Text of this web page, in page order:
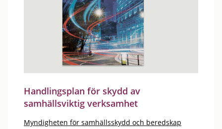
Handlingsplan för skydd av
samhällsviktig verksamhet
Myndigheten för samhällsskydd och beredskap